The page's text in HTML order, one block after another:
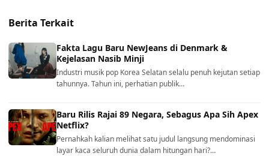
Berita Terkait
Fakta Lagu Baru NewJeans di Denmark &
Kejelasan Nasib Minji
Industri musik pop Korea Selatan selalu penuh kejutan setiap
tahunnya. Tahun ini, perhatian publik…
Baru Rilis Rajai 89 Negara, Sebagus Apa Sih Apex
Netflix?
Pernahkah kalian melihat satu judul langsung mendominasi
layar kaca seluruh dunia dalam hitungan hari?…